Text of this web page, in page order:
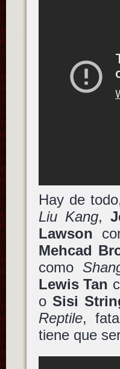
Hay de
Liu Kang,
Lawson
Mehcad
como
Lewis Tan
o Sisi
Reptile,
tiene que